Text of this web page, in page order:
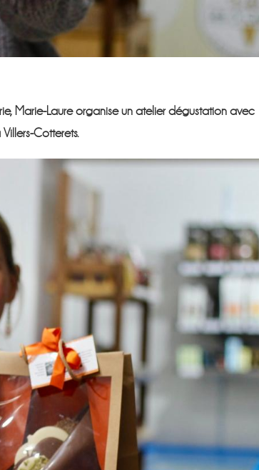
Marie-Laure organise un atelier dégustation avec
Cotterets.